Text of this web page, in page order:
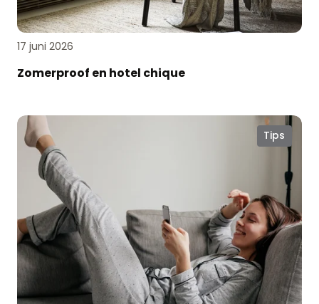
17 juni 2026
Zomerproof en hotel chique
Tips
Comfortabel
wonen
met
elektrische
raamdecoratie